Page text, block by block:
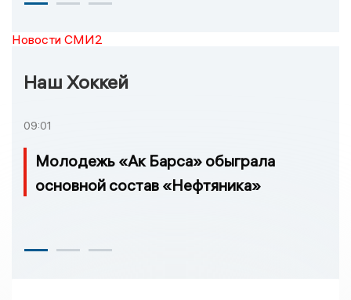
Новости СМИ2
Наш Хоккей
09:01
Молодежь «Ак Барса» обыграла
основной состав «Нефтяника»